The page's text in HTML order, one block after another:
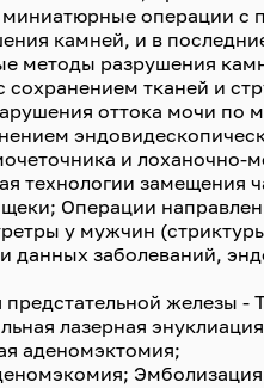
операции с
камней, и в
методы разрушения
тканей и
оттока мочи по
и лоханочно-
технологии замещения
Операции
у мужчин
данных заболеваний,
железы -
лазерная
аденомэктомия;